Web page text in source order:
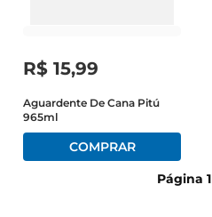
R$ 15,99
Aguardente De Cana Pitú
965ml
Página1